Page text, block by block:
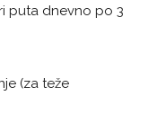
puta dnevno po 3
(za teže